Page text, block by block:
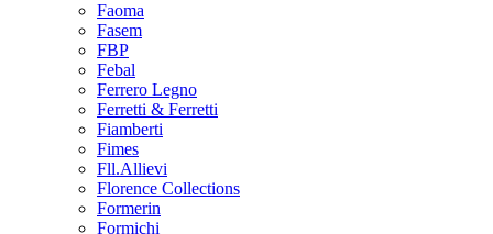
Faoma
Fasem
FBP
Febal
Ferrero Legno
Ferretti & Ferretti
Fiamberti
Fimes
Fll.Allievi
Florence Collections
Formerin
Formichi